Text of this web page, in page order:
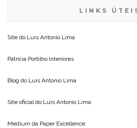
LINKS
Site do Luis Antonio Lima
Patricia Portilho Interiores
Blog do Luis Antonio Lima
Site oficial do Luis Antonio Lima
Medium da Paper Excellence